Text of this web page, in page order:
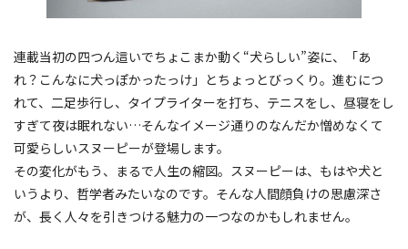
連載当初の四つん這いでちょこまか動く“犬らしい”姿に、「あ
れ？こんなに犬っぽかったっけ」とちょっとびっくり。進むにつ
れて、二足歩行し、タイプライターを打ち、テニスをし、昼寝をし
すぎて夜は眠れない…そんなイメージ通りのなんだか憎めなくて
可愛らしいスヌーピーが登場します。
その変化がもう、まるで人生の縮図。スヌーピーは、もはや犬と
いうより、哲学者みたいなのです。そんな人間顔負けの思慮深さ
が、長く人々を引きつける魅力の一つなのかもしれません。